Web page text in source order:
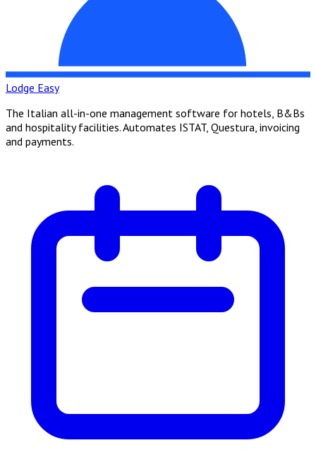
Lodge Easy
The Italian all-in-one management software for hotels, B&Bs
and hospitality facilities. Automates ISTAT, Questura, invoicing
and payments.